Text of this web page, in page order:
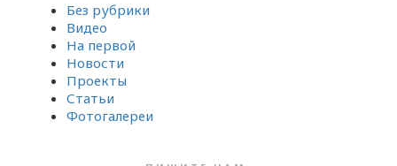
Без рубрики
Видео
На первой
Новости
Проекты
Статьи
Фотогалереи